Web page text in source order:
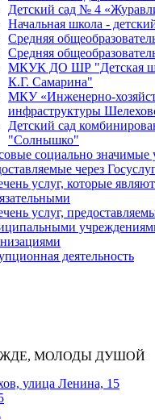
Детский сад № 4
Начальная школа -
Средняя
Средняя
МКУК ДО ШР "Детская
К.Г. Самарина"
МКУ «Инженерно-
инфраструктуры
Детский сад
"Солнышко"
социально значимые
через
услуг, которые
услуг,
деятельность
МОЛОДЫ ДУШОЙ
улица Ленина, 15